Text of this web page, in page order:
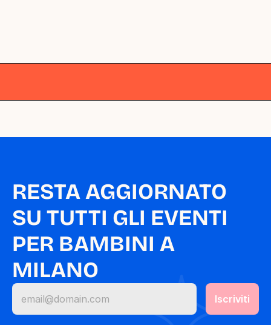
RESTA AGGIORNATO
SU TUTTI GLI EVENTI
PER BAMBINI A
MILANO